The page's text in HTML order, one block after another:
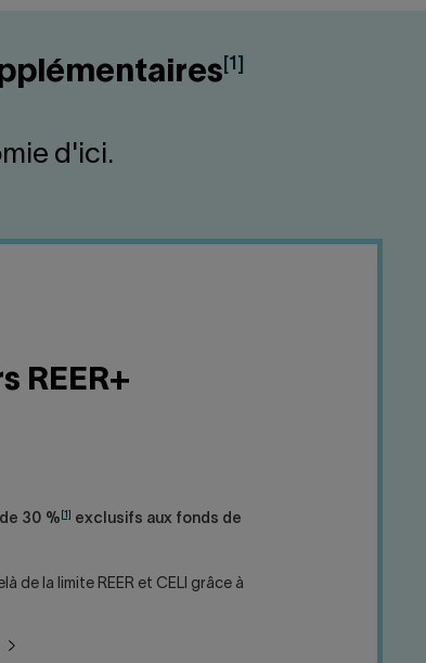
[1]
d'ici.
REER+
30 %
exclusifs aux fonds de
de la limite REER et CELI grâce à